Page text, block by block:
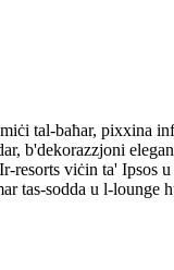
tal-baħar, pixxina
b'dekorazzjoni
viċin ta' Ipsos
tas-sodda u l-lounge